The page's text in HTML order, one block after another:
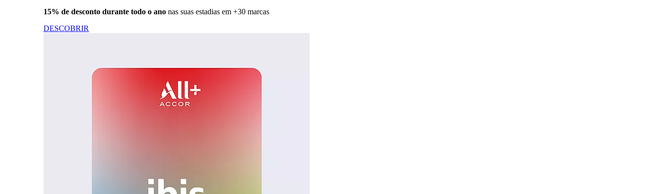
15% de desconto durante todo o ano nas suas estadias em +30 marcas
DESCOBRIR